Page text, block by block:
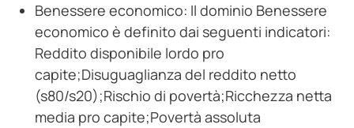
Benessere economico: Il dominio Benessere
economico è definito dai seguenti indicatori:
Reddito disponibile lordo pro
capite;Disuguaglianza del reddito netto
(s80/s20);Rischio di povertà;Ricchezza netta
media pro capite;Povertà assoluta